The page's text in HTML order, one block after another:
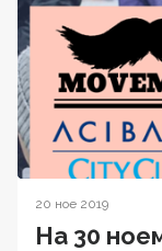
20 ное 2019
На 30